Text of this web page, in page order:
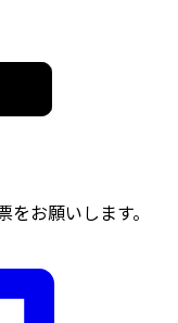
お願いします。